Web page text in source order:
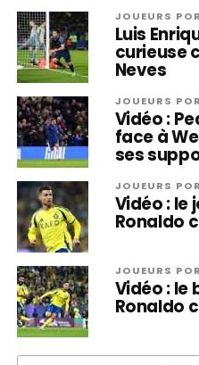
JOUEURS
Luis
curieuse
Neves
JOUEURS
Vidéo :
face à
ses
JOUEURS
Vidéo : le
Ronaldo
JOUEURS
Vidéo : le
Ronaldo